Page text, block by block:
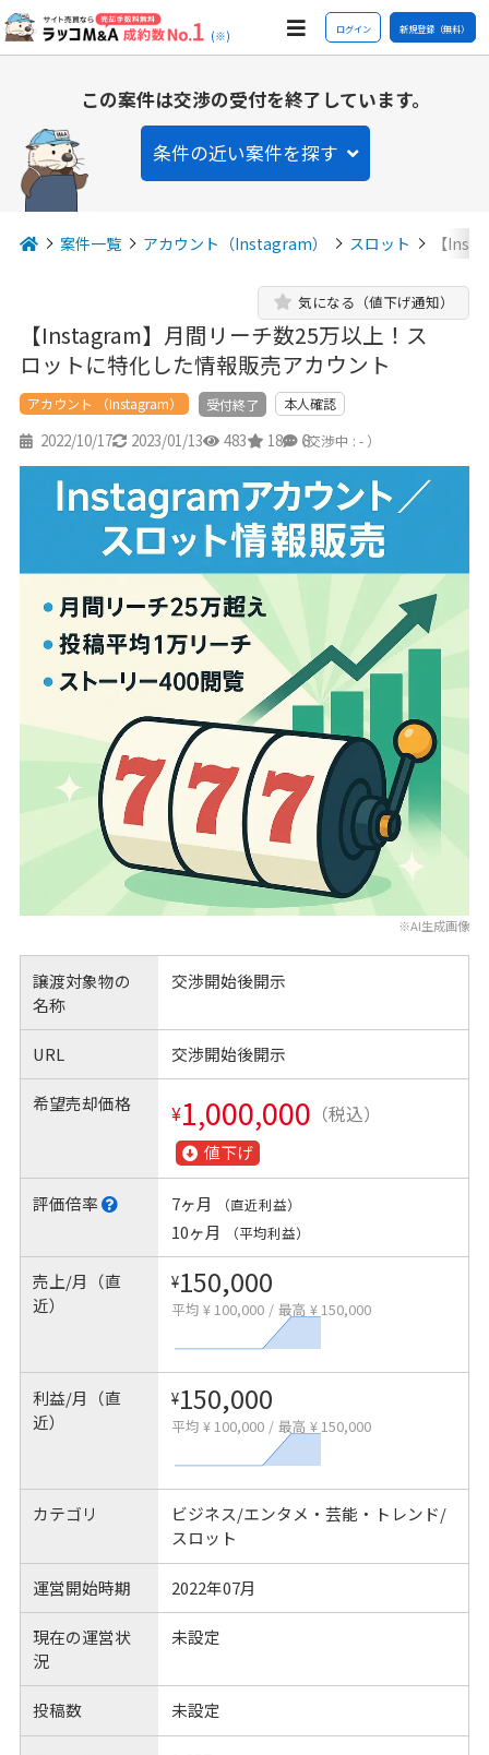
(※) ログイン 新規登録（無料）
この案件は交渉の受付を終了しています。
条件の近い案件を探す
案件一覧 アカウント（Instagram） スロット 【
【Instagram】月間リーチ数25万以上！ス
ロットに特化した情報販売アカウント
気になる（値下げ通知）
アカウント （Instagram） 受付終了 本人確認
2022/10/17 2023/01/13 483 18 8
（交渉中 : - ）
※AI生成画像
譲渡対象物の
名称
交渉開始後開示
URL 交渉開始後開示
希望売却価格 ¥1,000,000 （税込）
値下げ
評価倍率 7ヶ月 （直近利益）
10ヶ月 （平均利益）
売上/月（直
近）
¥150,000
平均 ¥ 100,000 / 最高 ¥ 150,000
利益/月（直
近）
¥150,000
平均 ¥ 100,000 / 最高 ¥ 150,000
カテゴリ
ビジネス/エンタメ・芸能・トレンド/
スロット
運営開始時期 2022年07月
現在の運営状
況
未設定
投稿数 未設定